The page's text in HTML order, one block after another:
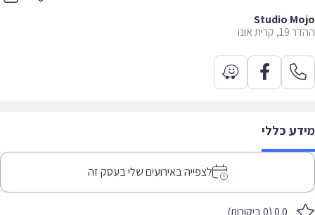
Studio
אונו
כללי
לצפייה באירועים שלי בעסק זה
0.0 (0 ביקורות)